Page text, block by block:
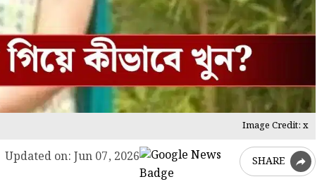
Image Credit: x
Updated on: Jun 07, 2026 SHARE